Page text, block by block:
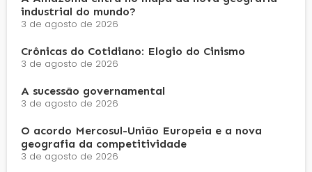
industrial do mundo?
3 de agosto de 2026
Crônicas do Cotidiano: Elogio do Cinismo
3 de agosto de 2026
A sucessão governamental
3 de agosto de 2026
O acordo Mercosul-União Europeia e a nova
geografia da competitividade
3 de agosto de 2026